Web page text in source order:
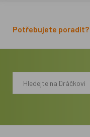
Potřebujete poradit?